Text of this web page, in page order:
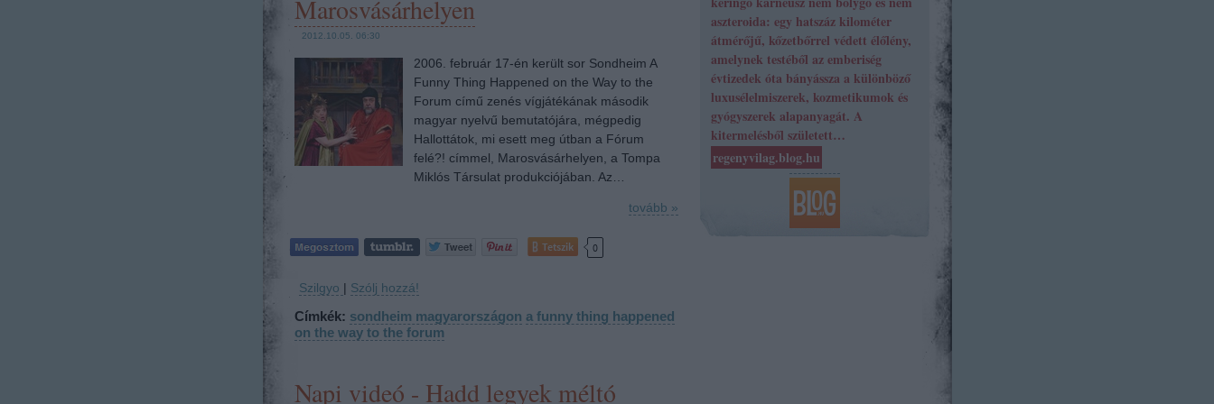
Marosvásárhelyen
2012.10.05. 06:30
2006. február 17-én került sor Sondheim A
Funny Thing Happened on the Way to the
Forum című zenés vígjátékának második
magyar nyelvű bemutatójára, mégpedig
Hallottátok, mi esett meg útban a Fórum
felé?! címmel, Marosvásárhelyen, a Tompa
Miklós Társulat produkciójában. Az…
tovább »
Tetszik 0
Szilgyo | Szólj hozzá!
Címkék: sondheim magyarországon a funny thing happened
on the way to the forum
Napi videó - Hadd legyek méltó
aszteroida: egy hatszáz kilométer
átmérőjű, kőzetbőrrel védett élőlény,
amelynek testéből az emberiség
évtizedek óta bányássza a különböző
luxusélelmiszerek, kozmetikumok és
gyógyszerek alapanyagát. A
kitermelésből született…
regenyvilag.blog.hu